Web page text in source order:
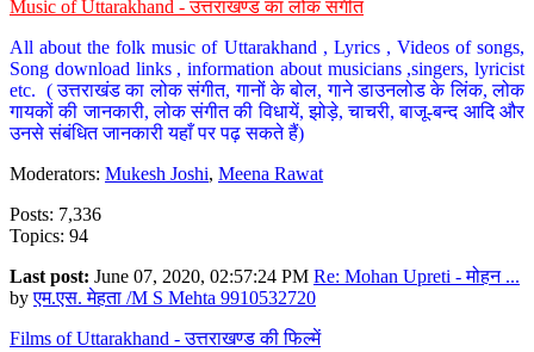
Music of Uttarakhand - उत्तराखण्ड का लोक संगीत
All about the folk music of Uttarakhand , Lyrics , Videos of songs,
Song download links , information about musicians ,singers, lyricist
etc. ( उत्तराखंड का लोक संगीत, गानों के बोल, गाने डाउनलोड के लिंक, लोक
गायकों की जानकारी, लोक संगीत की विधायें, झोड़े, चाचरी, बाजू-बन्द आदि और
उनसे संबंधित जानकारी यहाँ पर पढ़ सकते हैं)
Moderators: Mukesh Joshi, Meena Rawat
Posts: 7,336
Topics: 94
Last post: June 07, 2020, 02:57:24 PM Re: Mohan Upreti - मोहन ...
byएम.एस. मेहता /M S Mehta 9910532720
Films of Uttarakhand - उत्तराखण्ड की फिल्में